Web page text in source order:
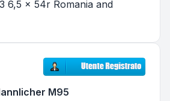
6,5 x 54r Romania and
M95